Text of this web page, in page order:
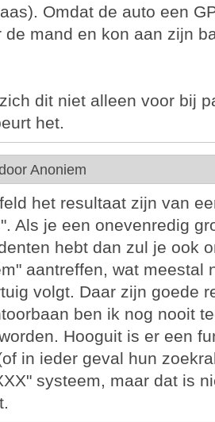
Omdat de auto een
de mand en kon aan zijn
dit niet alleen voor bij
het.
Anoniem
het resultaat zijn van
Als je een onevenredig
hebt dan zul je ook
aantreffen, wat meestal
volgt. Daar zijn goede
ben ik nog nooit
Hooguit is er een
in ieder geval hun
systeem, maar dat is